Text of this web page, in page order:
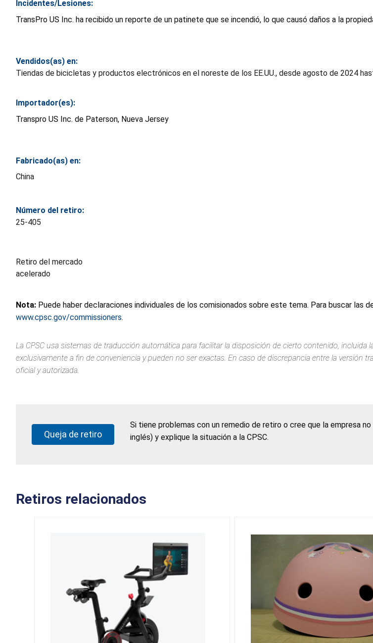
Incidentes/Lesiones:
TransPro US Inc. ha recibido un reporte de un patinete que se incendió, lo que causó daños a la
Vendidos(as) en:
Tiendas de bicicletas y productos electrónicos en el noreste de los EE.UU., desde agosto de 2024
Importador(es):
Transpro US Inc. de Paterson, Nueva Jersey
Fabricado(as) en:
China
Número del retiro:
25-405
Retiro del mercado
acelerado
Nota: Puede haber declaraciones individuales de los comisionados sobre este tema. Para buscar las
www.cpsc.gov/commissioners.
La CPSC usa sistemas de traducción automática para facilitar la disposición de cierto contenido,
exclusivamente a fin de conveniencia y pueden no ser exactas. En caso de discrepancia entre la versión
oficial y autorizada.
Queja de retiro
Si tiene problemas con un remedio de retiro o cree que la empresa
inglés) y explique la situación a la CPSC.
Retiros relacionados